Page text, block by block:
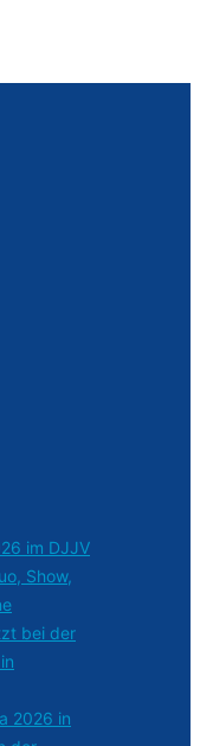
im DJJV
Show,
bei der
2026 in